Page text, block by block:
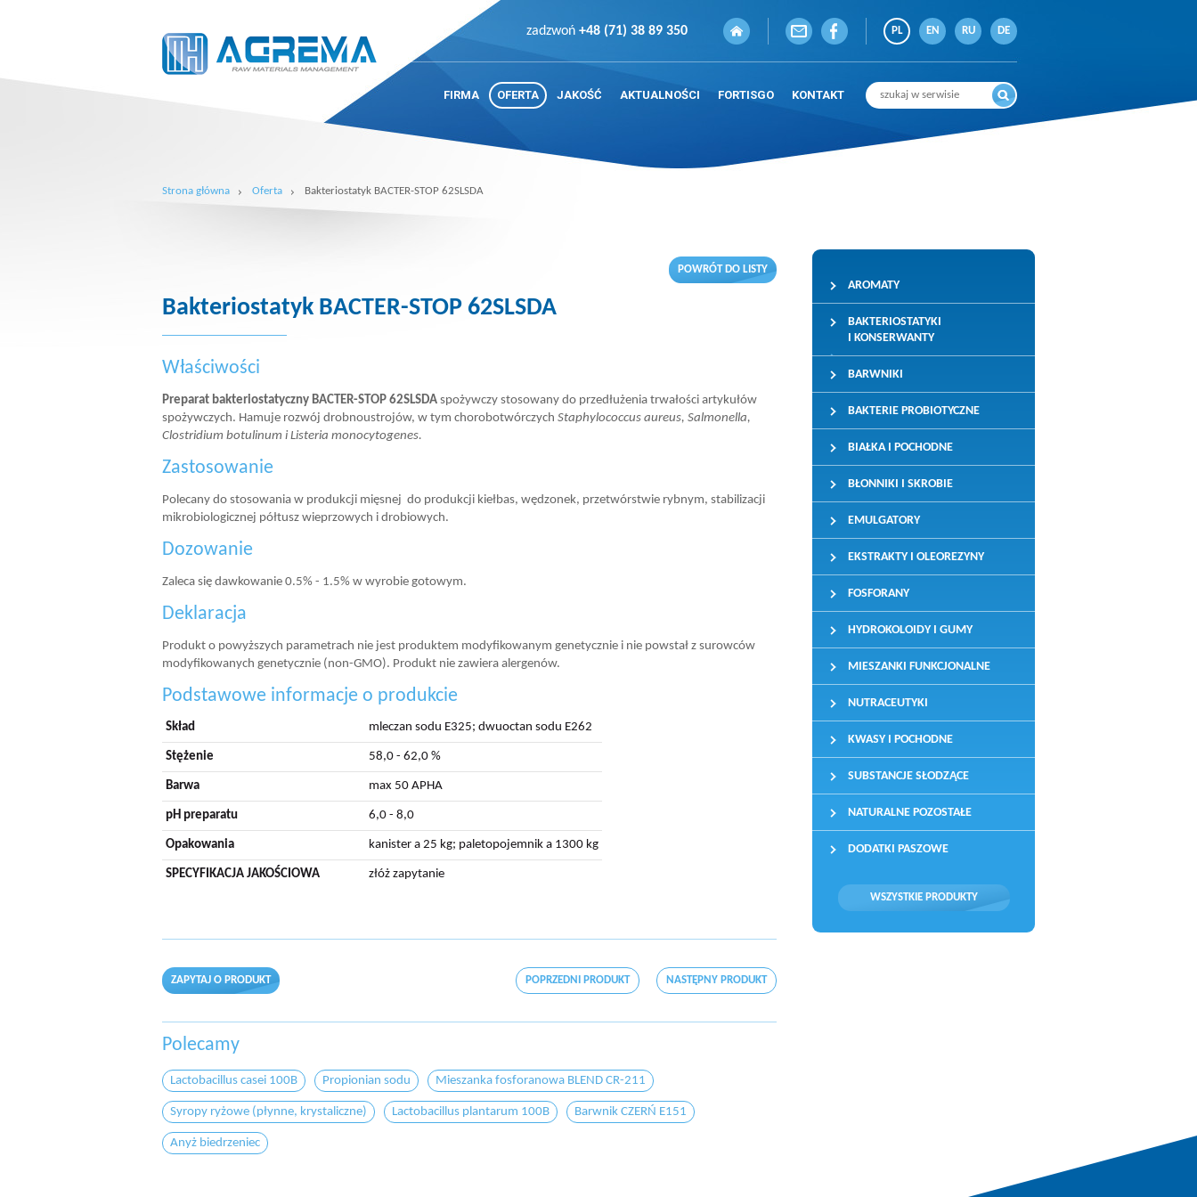
zadzwoń +48 (71) 38 89 350 PL EN RU DE
FIRMA OFERTA JAKOŚĆ AKTUALNOŚCI FORTISGO KONTAKT
Strona główna Oferta Bakteriostatyk BACTER-STOP 62SLSDA
AROMATY
BAKTERIOSTATYKI
I KONSERWANTY
BARWNIKI
BAKTERIE PROBIOTYCZNE
BIAŁKA I POCHODNE
BŁONNIKI I SKROBIE
EMULGATORY
EKSTRAKTY I OLEOREZYNY
FOSFORANY
HYDROKOLOIDY I GUMY
MIESZANKI FUNKCJONALNE
NUTRACEUTYKI
KWASY I POCHODNE
SUBSTANCJE SŁODZĄCE
NATURALNE POZOSTAŁE
DODATKI PASZOWE
WSZYSTKIE PRODUKTY
POWRÓT DO LISTY
Bakteriostatyk BACTER-STOP 62SLSDA
Właściwości
Preparat bakteriostatyczny BACTER-STOP 62SLSDA spożywczy stosowany do przedłużenia trwałości artykułów
spożywczych. Hamuje rozwój drobnoustrojów, w tym chorobotwórczych Staphylococcus aureus, Salmonella,
Clostridium botulinum i Listeria monocytogenes.
Zastosowanie
Polecany do stosowania w produkcji mięsnej do produkcji kiełbas, wędzonek, przetwórstwie rybnym, stabilizacji
mikrobiologicznej półtusz wieprzowych i drobiowych.
Dozowanie
Zaleca się dawkowanie 0.5% - 1.5% w wyrobie gotowym.
Deklaracja
Produkt o powyższych parametrach nie jest produktem modyfikowanym genetycznie i nie powstał z surowców
modyfikowanych genetycznie (non-GMO). Produkt nie zawiera alergenów.
Podstawowe informacje o produkcie
Skład mleczan sodu E325; dwuoctan sodu E262
Stężenie 58,0 - 62,0 %
Barwa max 50 APHA
pH preparatu 6,0 - 8,0
Opakowania kanister a 25 kg; paletopojemnik a 1300 kg
SPECYFIKACJA JAKOŚCIOWA złóż zapytanie
ZAPYTAJ O PRODUKT POPRZEDNI PRODUKT NASTĘPNY PRODUKT
Polecamy
Lactobacillus casei 100B Propionian sodu Mieszanka fosforanowa BLEND CR-211
Syropy ryżowe (płynne, krystaliczne) Lactobacillus plantarum 100B Barwnik CZERŃ E151
Anyż biedrzeniec